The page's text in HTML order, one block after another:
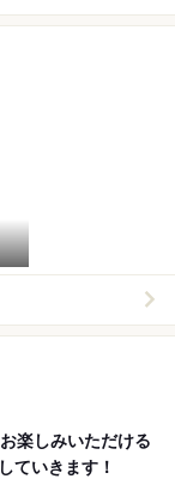
楽しみいただける
ていきます！